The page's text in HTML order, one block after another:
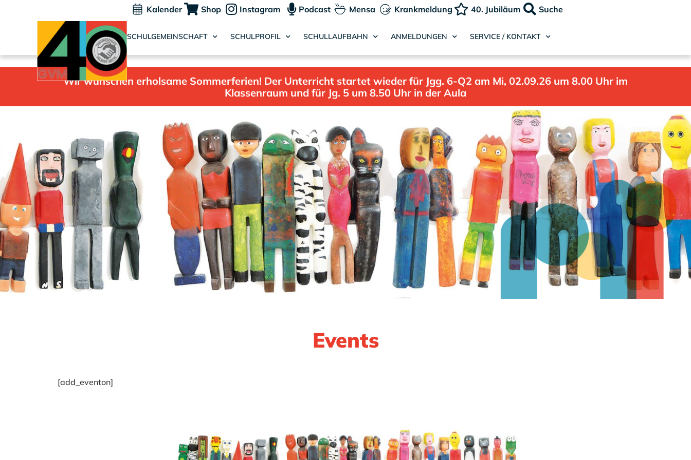
Kalender Shop Instagram Podcast Mensa Krankmeldung 40. Jubiläum Suche
SCHULGEMEINSCHAFT SCHULPROFIL SCHULLAUFBAHN ANMELDUNGEN SERVICE / KONTAKT
Wir wünschen erholsame Sommerferien! Der Unterricht startet wieder für Jgg. 6-Q2 am Mi, 02.09.26 um 8.00 Uhr im
Klassenraum und für Jg. 5 um 8.50 Uhr in der Aula
Events
[add_eventon]